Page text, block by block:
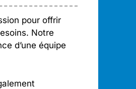
pour offrir
Notre
d’une équipe